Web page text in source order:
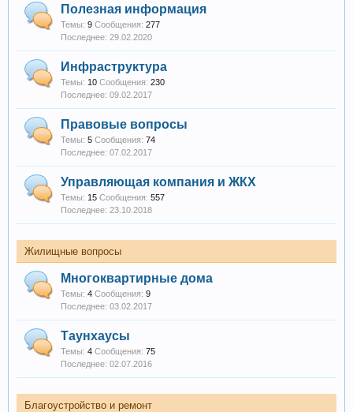
Полезная информация
Темы: 9 Сообщения: 277
29.02.2020
Инфраструктура
Темы: 10 Сообщения: 230
09.02.2017
Правовые вопросы
Темы: 5 Сообщения: 74
07.02.2017
Управляющая компания и ЖКХ
Темы: 15 Сообщения: 557
23.10.2018
Жилищные вопросы
Многоквартирные дома
Темы: 4 Сообщения: 9
03.02.2017
Таунхаусы
Темы: 4 Сообщения: 75
02.07.2016
Благоустройство и ремонт